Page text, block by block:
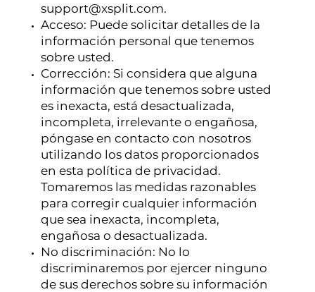
support@xsplit.com.
Acceso: Puede solicitar detalles de la
información personal que tenemos
sobre usted.
Corrección: Si considera que alguna
información que tenemos sobre usted
es inexacta, está desactualizada,
incompleta, irrelevante o engañosa,
póngase en contacto con nosotros
utilizando los datos proporcionados
en esta política de privacidad.
Tomaremos las medidas razonables
para corregir cualquier información
que sea inexacta, incompleta,
engañosa o desactualizada.
No discriminación: No lo
discriminaremos por ejercer ninguno
de sus derechos sobre su información